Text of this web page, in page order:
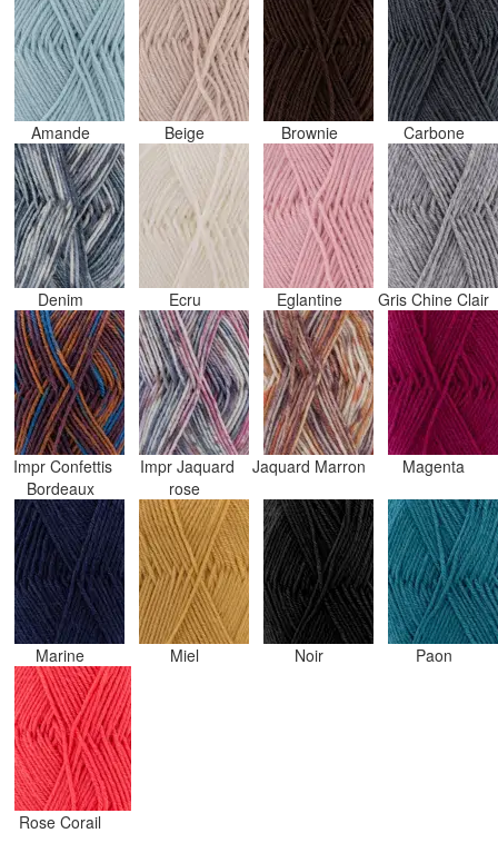
Amande Beige Brownie Carbone
Denim Ecru Eglantine Gris Chine Clair
Impr Confettis
Bordeaux
Impr Jaquard
rose
Jaquard Marron Magenta
Marine Miel Noir Paon
Rose Corail